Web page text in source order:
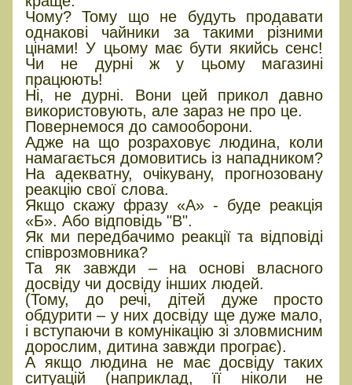
Чому? Тому що не будуть продавати
однакові чайники за такими різними
цінами! У цьому має бути якийсь сенс!
Чи не дурні ж у цьому магазині
працюють!
Ні, не дурні. Вони цей прикол давно
використовують, але зараз не про це.
Повернемося до самооборони.
Адже на що розраховує людина, коли
намагається домовитись із нападником?
На адекватну, очікувану, прогнозовану
реакцію свої слова.
Якщо скажу фразу «А» - буде реакція
«Б». Або відповідь "В".
Як ми передбачимо реакції та відповіді
співрозмовника?
Та як завжди – на основі власного
досвіду чи досвіду інших людей.
(Тому, до речі, дітей дуже просто
обдурити – у них досвіду ще дуже мало,
і вступаючи в комунікацію зі зловмисним
дорослим, дитина завжди програє).
А якщо людина не має досвіду таких
ситуацій (наприклад, її ніколи не